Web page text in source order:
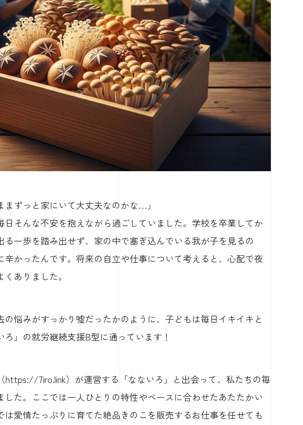
まずっと家にいて大丈夫なのかな…」
日そんな不安を抱えながら過ごしていました。学校を卒業してか
る一歩を踏み出せず、家の中で塞ぎ込んでいる我が子を見るの
辛かったんです。将来の自立や仕事について考えると、心配で夜
ありました。
の悩みがすっかり嘘だったかのように、子どもは毎日イキイキと
ろ」の就労継続支援B型に通っています！
https://7iro.link）が運営する「なないろ」と出会って、私たちの毎
した。ここでは一人ひとりの特性やペースに合わせたあたたかい
は愛情たっぷりに育てた絶品きのこを販売するお仕事を任せても